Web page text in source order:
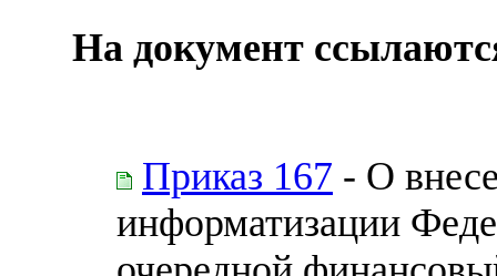
На документ
Приказ 167 - О
информатизации